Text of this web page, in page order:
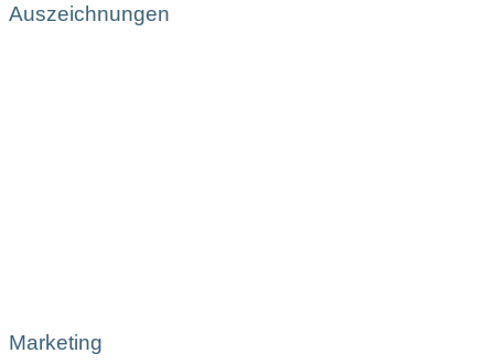
Auszeichnungen
Marketing